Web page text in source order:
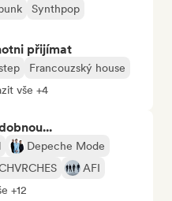
Synthpop
přijímat
Francouzský house
vše +4
Depeche Mode
AFI
+12